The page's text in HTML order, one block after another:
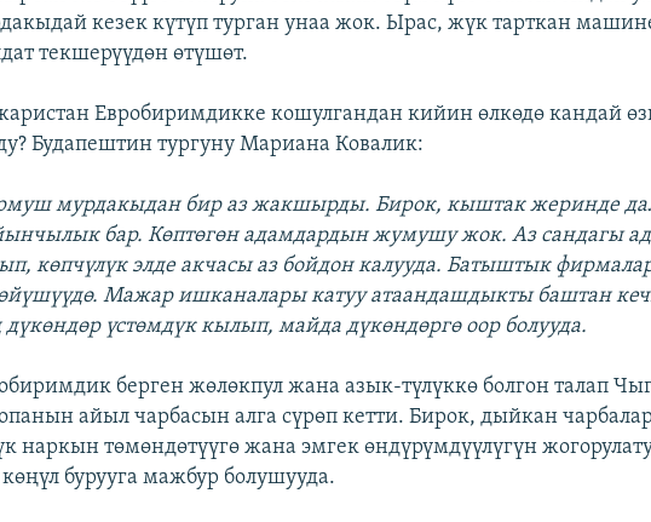
кезек күтүп турган унаа жок. Ырас, жүк тарткан
текшерүүдөн өтүшөт.
Евробиримдикке кошулгандан кийин өлкөдө кандай
Будапештин тургуну Мариана Ковалик:
мурдакыдан бир аз жакшырды. Бирок, кыштак жеринде
бар. Көптөгөн адамдардын жумушу жок. Аз сандагы
көпчүлүк элде акчасы аз бойдон калууда. Батыштык
Мажар ишканалары катуу атаандашдыкты баштан
дүкөндөр үстөмдүк кылып, майда дүкөндөргө оор болууда.
берген жөлөкпул жана азык-түлүккө болгон талап
айыл чарбасын алга сүрөп кетти. Бирок, дыйкан
наркын төмөндөтүүгө жана эмгек өндүрүмдүүлүгүн
бурууга мажбур болушууда.